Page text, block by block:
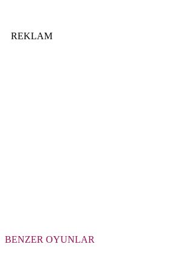
REKLAM
BENZER OYUNLAR